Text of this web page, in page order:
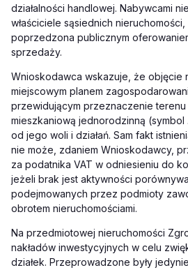
działalności handlowej. Nabywcami
właściciele sąsiednich nieruchomości,
poprzedzona publicznym
sprzedaży.
Wnioskodawca wskazuje, że objęcie
miejscowym planem
przewidującym przeznaczenie
mieszkaniową jednorodzinną (symbol
od jego woli i działań. Sam fakt
nie może, zdaniem Wnioskodawcy,
za podatnika VAT w odniesieniu do
jeżeli brak jest aktywności
podejmowanych przez podmioty
obrotem nieruchomościami.
Na przedmiotowej nieruchomości
nakładów inwestycyjnych w celu
działek. Przeprowadzone były